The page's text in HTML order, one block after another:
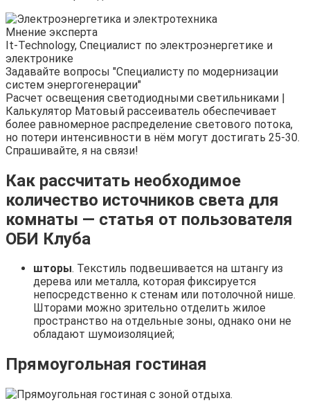
Мнение эксперта
It-Technology, Cпециалист по электроэнергетике и
электронике
Задавайте вопросы "Специалисту по модернизации
систем энергогенерации"
Расчет освещения светодиодными светильниками |
Калькулятор Матовый рассеиватель обеспечивает
более равномерное распределение светового потока,
но потери интенсивности в нём могут достигать 25-30.
Спрашивайте, я на связи!
Как рассчитать необходимое
количество источников света для
комнаты — статья от пользователя
ОБИ Клуба
шторы. Текстиль подвешивается на штангу из
дерева или металла, которая фиксируется
непосредственно к стенам или потолочной нише.
Шторами можно зрительно отделить жилое
пространство на отдельные зоны, однако они не
обладают шумоизоляцией;
Прямоугольная гостиная